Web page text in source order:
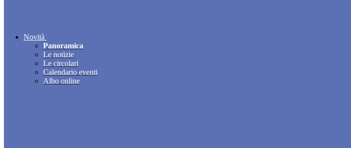
Novità
Panoramica
Le notizie
Le circolari
Calendario eventi
Albo online